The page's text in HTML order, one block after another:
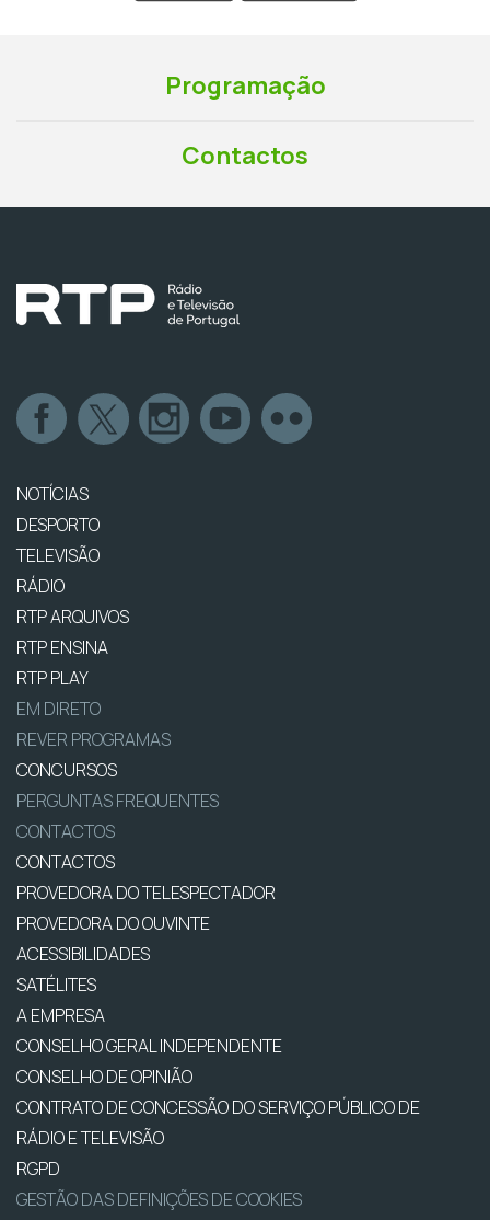
Programação
Contactos
NOTÍCIAS
DESPORTO
TELEVISÃO
RÁDIO
RTP ARQUIVOS
RTP ENSINA
RTP PLAY
EM DIRETO
REVER PROGRAMAS
CONCURSOS
PERGUNTAS FREQUENTES
CONTACTOS
CONTACTOS
PROVEDORA DO TELESPECTADOR
PROVEDORA DO OUVINTE
ACESSIBILIDADES
SATÉLITES
A EMPRESA
CONSELHO GERAL INDEPENDENTE
CONSELHO DE OPINIÃO
CONTRATO DE CONCESSÃO DO SERVIÇO PÚBLICO DE
RÁDIO E TELEVISÃO
RGPD
GESTÃO DAS DEFINIÇÕES DE COOKIES